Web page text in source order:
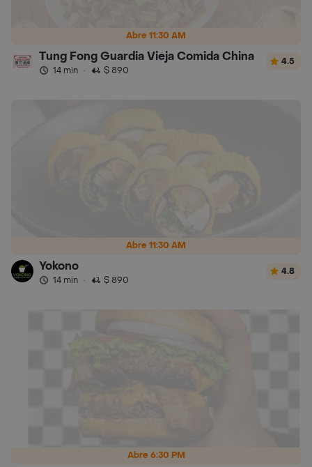
Abre 11:30 AM
Tung Fong Guardia Vieja Comida China
14 min · $ 890
4.5
Abre 11:30 AM
Yokono
14 min · $ 890
4.8
Abre 6:30 PM